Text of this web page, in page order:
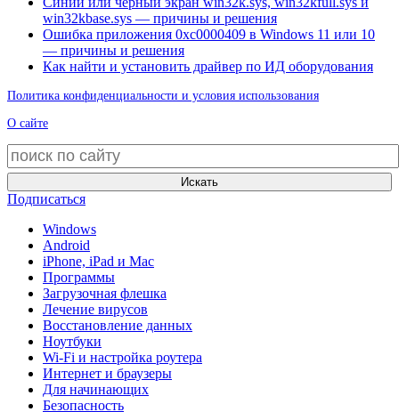
win32kbase.sys — причины и решения
Ошибка приложения 0xc0000409 в Windows 11 или 10
— причины и решения
Как найти и установить драйвер по ИД оборудования
Политика конфиденциальности и условия использования
О сайте
Искать
Подписаться
Windows
Android
iPhone, iPad и Mac
Программы
Загрузочная флешка
Лечение вирусов
Восстановление данных
Ноутбуки
Wi-Fi и настройка роутера
Интернет и браузеры
Для начинающих
Безопасность